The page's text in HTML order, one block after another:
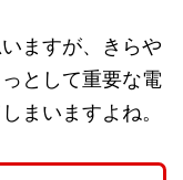
ますが、きらや
として重要な電
まいますよね。